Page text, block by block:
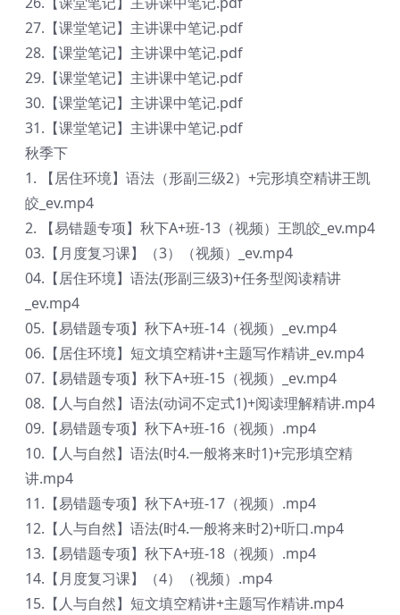
27.【课堂笔记】主讲课中笔记.pdf
28.【课堂笔记】主讲课中笔记.pdf
29.【课堂笔记】主讲课中笔记.pdf
30.【课堂笔记】主讲课中笔记.pdf
31.【课堂笔记】主讲课中笔记.pdf
秋季下
1. 【居住环境】语法（形副三级2）+完形填空精讲王凯
皎_ev.mp4
2. 【易错题专项】秋下A+班-13（视频）王凯皎_ev.mp4
03.【月度复习课】（3）（视频）_ev.mp4
04.【居住环境】语法(形副三级3)+任务型阅读精讲
_ev.mp4
05.【易错题专项】秋下A+班-14（视频）_ev.mp4
06.【居住环境】短文填空精讲+主题写作精讲_ev.mp4
07.【易错题专项】秋下A+班-15（视频）_ev.mp4
08.【人与自然】语法(动词不定式1)+阅读理解精讲.mp4
09.【易错题专项】秋下A+班-16（视频）.mp4
10.【人与自然】语法(时4.一般将来时1)+完形填空精
讲.mp4
11.【易错题专项】秋下A+班-17（视频）.mp4
12.【人与自然】语法(时4.一般将来时2)+听口.mp4
13.【易错题专项】秋下A+班-18（视频）.mp4
14.【月度复习课】（4）（视频）.mp4
15.【人与自然】短文填空精讲+主题写作精讲.mp4